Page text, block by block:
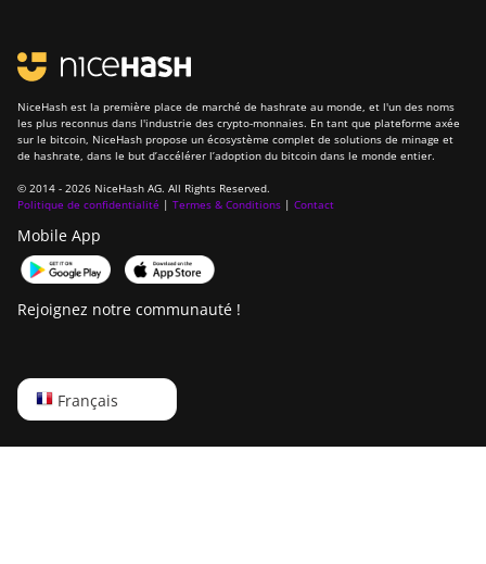
NiceHash est la première place de marché de hashrate au monde, et l'un des noms
les plus reconnus dans l'industrie des crypto-monnaies. En tant que plateforme axée
sur le bitcoin, NiceHash propose un écosystème complet de solutions de minage et
de hashrate, dans le but d’accélérer l’adoption du bitcoin dans le monde entier.
© 2014 - 2026 NiceHash AG. All Rights Reserved.
Politique de confidentialité | Termes & Conditions | Contact
Mobile App
Rejoignez notre communauté !
Français
English